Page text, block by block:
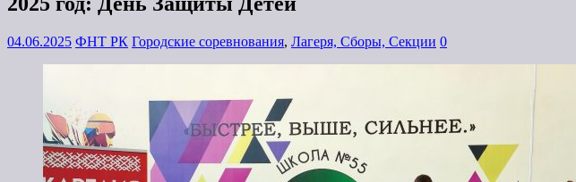
04.06.2025 ФНТ РК Городские соревнования, Лагеря, Сборы, Секции 0